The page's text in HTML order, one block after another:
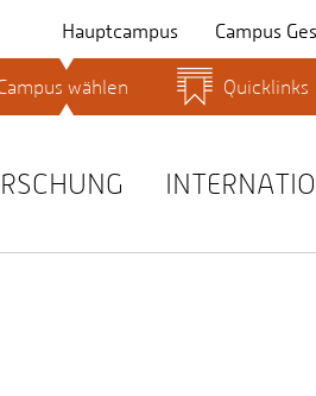
Hauptcampus Campus
wählen Quicklinks